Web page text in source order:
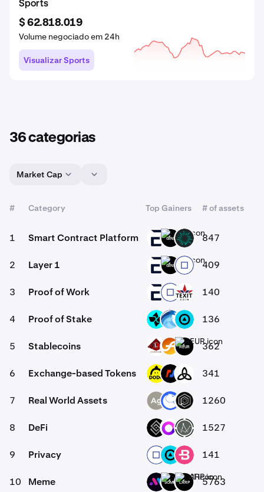
Sports
$ 62.818.019
Volume negociado em 24h
Visualizar Sports
SocialFi
$ 157.820.834
Volume negociado em 24h
Visualizar SocialFi
Solana Meme
$ 363.278.089
Volume negociado em 24h
Visualizar Solana Meme
36 categorias
Market Cap
# Category Top Gainers # of assets
1 Smart Contract Platform EVR GINI BVM 847
2 Layer 1 EVR GINI 409
3 Proof of Work EVR TXC 140
4 Proof of Stake CTSI OPT ZBT 136
5 Stablecoins USAD RUSD REUR 362
6 Exchange-based Tokens DODO BMEX MDEX 341
7 Real World Assets SLVR ANT OPUL 1260
8 DeFi DECT ORN OCH 1527
9 Privacy ZBT BCN 141
10 Meme BMT SOMPI LARP 5763